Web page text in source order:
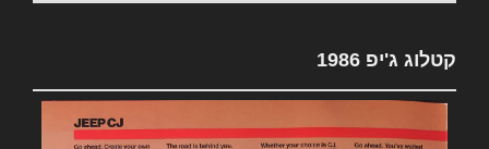
קטלוג ג'יפ 1986